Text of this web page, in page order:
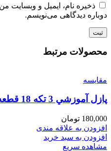
ذخیره نام، ایمیل و وبسایت
دوباره دیدگاهی می‌نویسم.
محصولات مرتبط
مقایسه
پازل آموزشي 3 تكه 18 قطعه اشنايي با حيوانات دريا
180,000 تومان
افزودن به علاقه مندی
افزودن به سبد خرید
مشاهده سریع